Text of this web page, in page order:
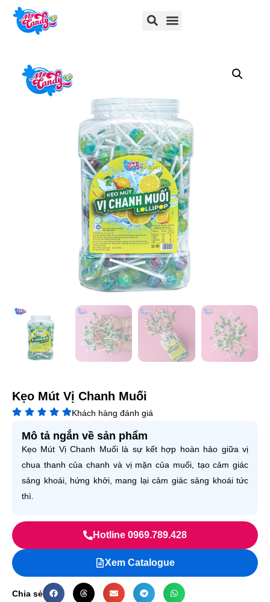
Kẹo Mút Vị Chanh Muối
Khách hàng đánh giá
Mô tả ngắn về sản phẩm
Kẹo Mút Vị Chanh Muối là sự kết hợp hoàn hảo giữa vị
chua thanh của chanh và vị mặn của muối, tạo cảm giác
sảng khoái, hứng khởi, mang lại cảm giác sảng khoái tức
thì.
Hotline 0969.789.428
Xem Catalogue
Chia sẻ